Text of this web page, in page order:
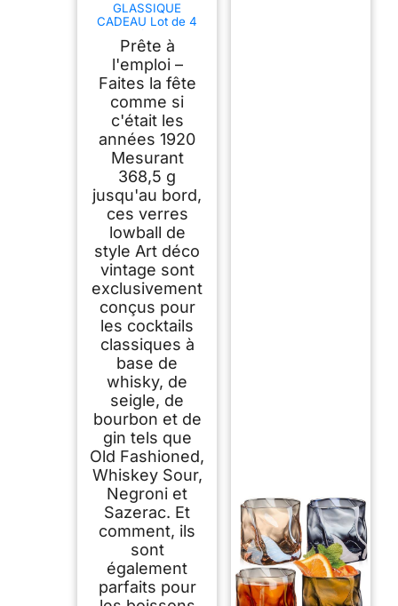
GLASSIQUE
CADEAU Lot de 4
verres à cocktail
vintage Art déco
Lowball Gatsby -
388,5 g - Double
verres à l'ancienne
pour boire du
whisky classique, du
gin, de la vodka -
Verres ronds courts
Prête à
l'emploi –
Faites la fête
comme si
c'était les
années 1920
Mesurant
368,5 g
jusqu'au bord,
ces verres
lowball de
style Art déco
vintage sont
exclusivement
conçus pour
les cocktails
classiques à
base de
whisky, de
seigle, de
bourbon et de
gin tels que
Old Fashioned,
Whiskey Sour,
Negroni et
Sazerac. Et
comment, ils
sont
également
parfaits pour